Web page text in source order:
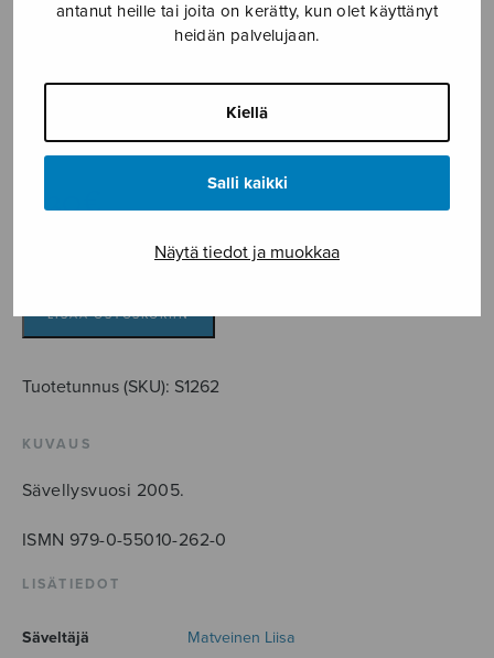
antanut heille tai joita on kerätty, kun olet käyttänyt
heidän palvelujaan.
Kiellä
Salli kaikki
Näytä tiedot ja muokkaa
Laulun kipinöitä
Matveinen Liisa
4,30€
määräLISÄÄ OSTOSKORIIN
Tuotetunnus (SKU): S1262
KUVAUS
Sävellysvuosi 2005.
ISMN 979-0-55010-262-0
LISÄTIEDOT
Säveltäjä Matveinen Liisa